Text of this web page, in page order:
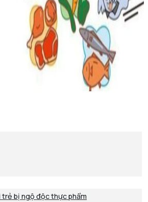
trẻ bị ngộ độc thực phẩm